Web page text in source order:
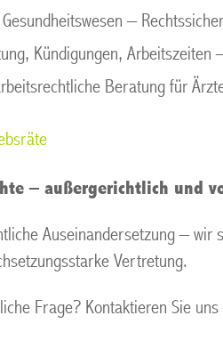
–
Kündigungen, Arbeitszeiten
Beratung für
– außergerichtlich und
Auseinandersetzung –
Vertretung.
Frage? Kontaktieren Sie